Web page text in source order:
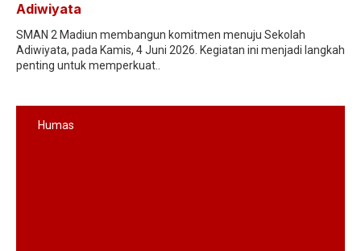
Adiwiyata
SMAN 2 Madiun membangun komitmen menuju Sekolah
Adiwiyata, pada Kamis, 4 Juni 2026. Kegiatan ini menjadi langkah
penting untuk memperkuat..
Humas